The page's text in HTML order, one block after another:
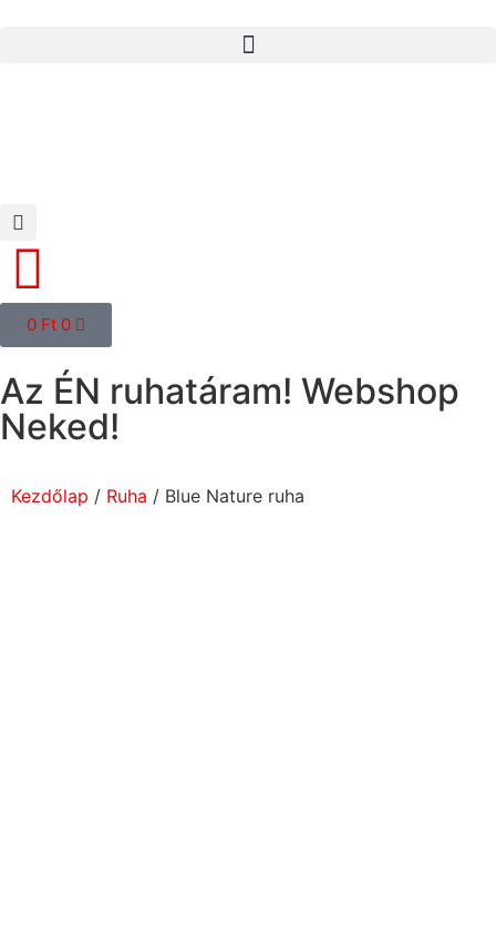
0 Ft 0
Az ÉN ruhatáram! Webshop
Neked!
Kezdőlap / Ruha / Blue Nature ruha